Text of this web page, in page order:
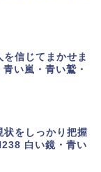
信じてまかせま
い嵐・青い鷲・
状をしっかり把握
白い鏡・青い